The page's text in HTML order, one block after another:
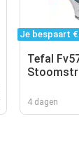
Je bespaart
Tefal
4 dagen